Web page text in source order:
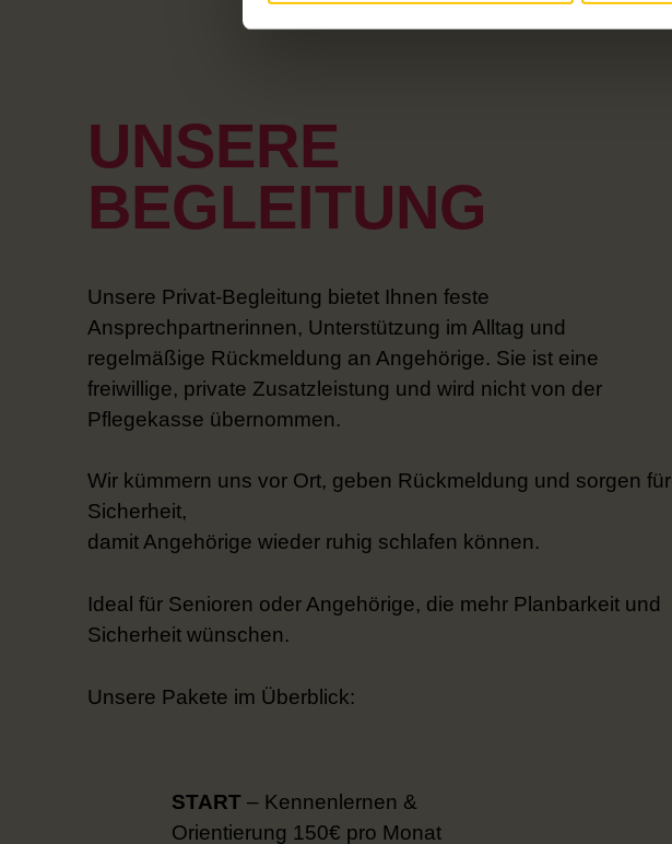
UNSERE
BEGLEITUNG
Unsere Privat-Begleitung bietet Ihnen feste
Ansprechpartnerinnen, Unterstützung im Alltag und
regelmäßige Rückmeldung an Angehörige. Sie ist eine
freiwillige, private Zusatzleistung und wird nicht von der
Pflegekasse übernommen.
Wir kümmern uns vor Ort, geben Rückmeldung und sorgen für
Sicherheit,
damit Angehörige wieder ruhig schlafen können.
Ideal für Senioren oder Angehörige, die mehr Planbarkeit und
Sicherheit wünschen.
Unsere Pakete im Überblick:
START – Kennenlernen &
Orientierung 150€ pro Monat